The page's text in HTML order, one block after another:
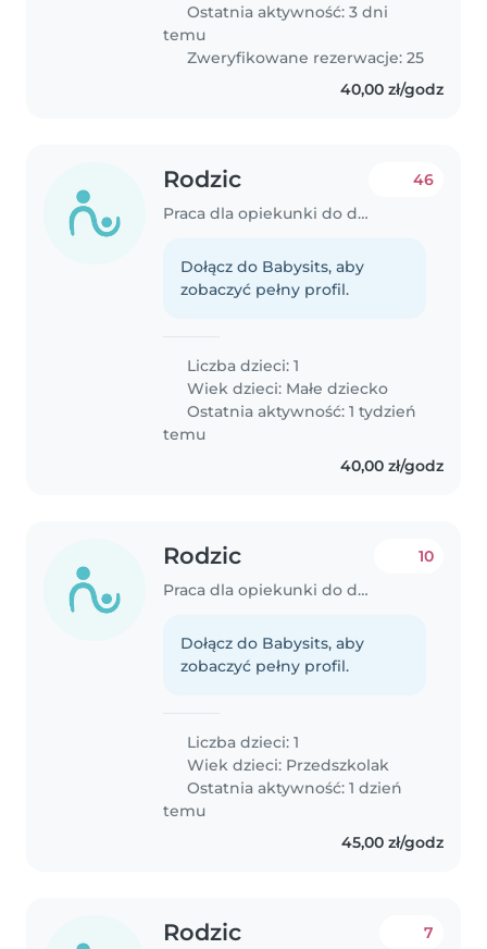
Ostatnia aktywność: 3 dni
temu
Zweryfikowane rezerwacje: 25
40,00 zł/godz
Rodzic
Praca dla opiekunki do dziecka w Katowice
46
Dołącz do Babysits, aby
zobaczyć pełny profil.
Liczba dzieci: 1
Wiek dzieci: Małe dziecko
Ostatnia aktywność: 1 tydzień
temu
40,00 zł/godz
Rodzic
Praca dla opiekunki do dziecka w Zielonki
10
Dołącz do Babysits, aby
zobaczyć pełny profil.
Liczba dzieci: 1
Wiek dzieci: Przedszkolak
Ostatnia aktywność: 1 dzień
temu
45,00 zł/godz
Rodzic 7